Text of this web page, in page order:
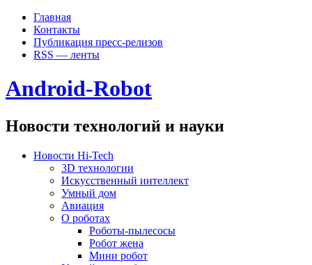
Главная
Контакты
Публикация пресс-релизов
RSS — ленты
Android-Robot
Новости технологий и науки
Новости Hi-Tech
3D технологии
Искусственный интеллект
Умный дом
Авиация
О роботах
Роботы-пылесосы
Робот жена
Мини робот